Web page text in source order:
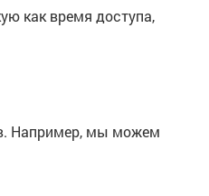
как время доступа,
Например, мы можем